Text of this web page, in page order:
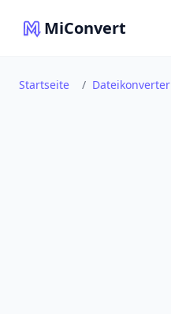
MiConvert
Startseite / Dateikonverter